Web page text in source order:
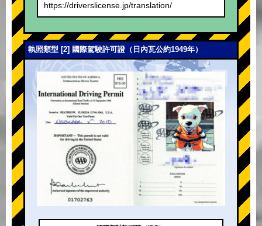
https://driverslicense.jp/translation/
執照類型 [2] 國際駕駛許可證（日內瓦公約1949年）